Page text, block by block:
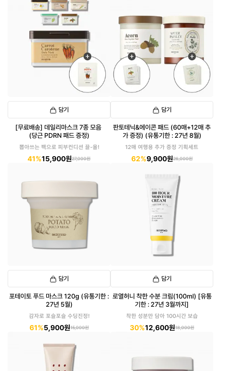
담기
[무료배송] 데일리마스크 7종 모음
(당근 PDRN 패드 증정)
뽑아쓰는 팩으로 피부컨디션 끌-올!
41%15,900원27,000원
담기
판토테닉&에이콘 패드 (60매+12매 추
가 증정) (유통기한 : 27년 8월)
12매 여행용 추가 증정 기획세트
62%9,900원26,000원
담기
포테이토 푸드 마스크 120g (유통기한 :
27년 5월)
감자로 포슬포슬 수딩진정!
61%5,900원15,000원
담기
로열허니 착한 수분 크림(100ml) [유통
기한 : 27년 3월까지]
착한 성분만 담아 100시간 보습
30%12,600원18,000원